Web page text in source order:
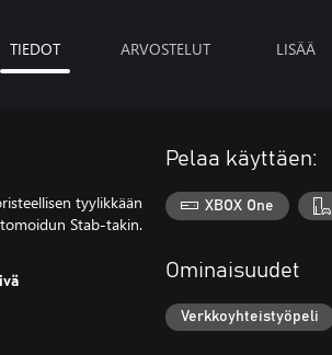
TIEDOT ARVOSTELUT LISÄÄ
tyylikkään
Stab-takin.
Pelaa käyttäen:
XBOX One
Ominaisuudet
Verkkoyhteistyöpeli